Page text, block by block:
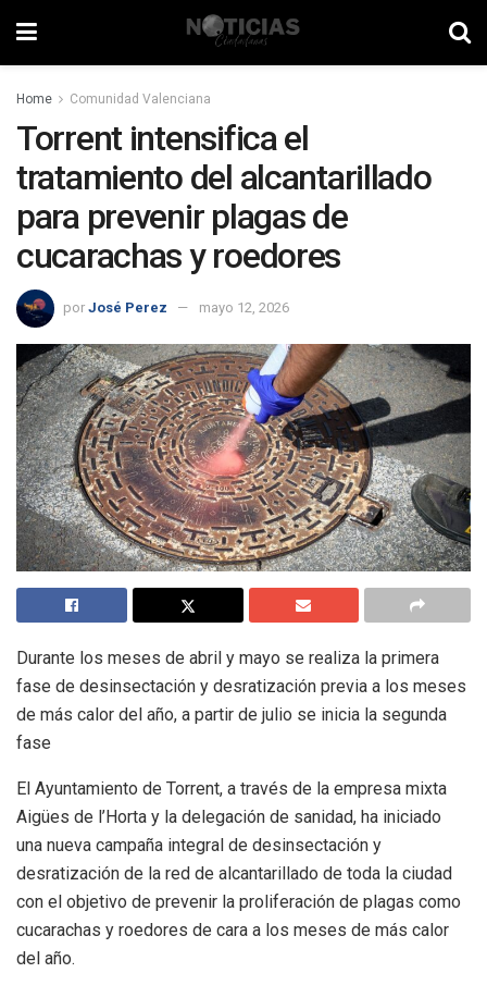
Home Comunidad Valenciana
Torrent intensifica el
tratamiento del alcantarillado
para prevenir plagas de
cucarachas y roedores
por José Perez mayo 12, 2026
Durante los meses de abril y mayo se realiza la primera
fase de desinsectación y desratización previa a los meses
de más calor del año, a partir de julio se inicia la segunda
fase
El Ayuntamiento de Torrent, a través de la empresa mixta
Aigües de l’Horta y la delegación de sanidad, ha iniciado
una nueva campaña integral de desinsectación y
desratización de la red de alcantarillado de toda la ciudad
con el objetivo de prevenir la proliferación de plagas como
cucarachas y roedores de cara a los meses de más calor
del año.